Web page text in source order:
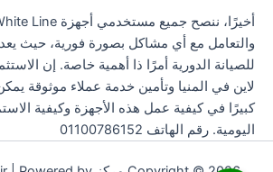
والتعامل مع أي مشاكل بصورة فورية، حيث يعد
للصيانة الدورية أمرًا ذا أهمية خاصة. إن
لاين في المنيا وتأمين خدمة عملاء موثوقة
كبيرًا في كيفية عمل هذه الأجهزة وكيفية
اليومية. رقم الهاتف 01100786152